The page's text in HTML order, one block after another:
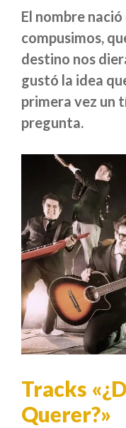
El nombre
compusimos,
destino nos
gustó la idea
primera vez un
pregunta.
Tracks
Querer?»